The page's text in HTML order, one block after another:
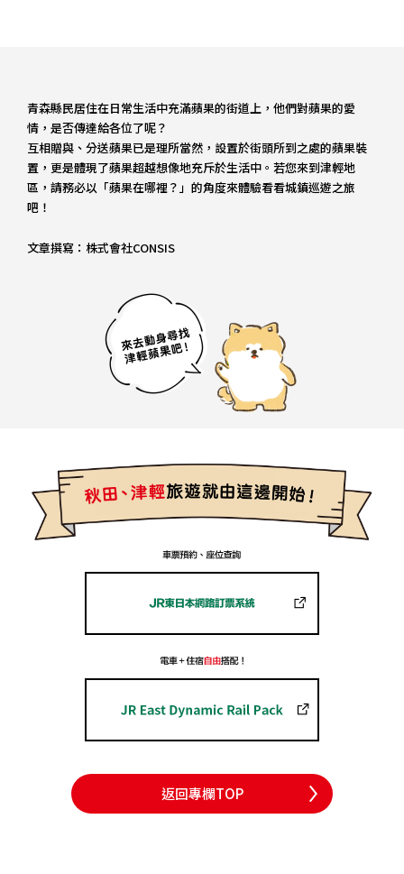
青森縣民居住在日常生活中充滿蘋果的街道上，他們對蘋果的愛
情，是否傳達給各位了呢？
互相贈與、分送蘋果已是理所當然，設置於街頭所到之處的蘋果裝
置，更是體現了蘋果超越想像地充斥於生活中。若您來到津輕地
區，請務必以「蘋果在哪裡？」的角度來體驗看看城鎮巡遊之旅
吧！
文章撰寫：株式會社CONSIS
返回專欄TOP